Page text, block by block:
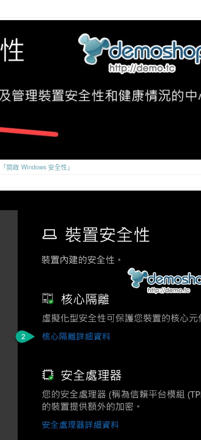
開啟 Windows 安全性」